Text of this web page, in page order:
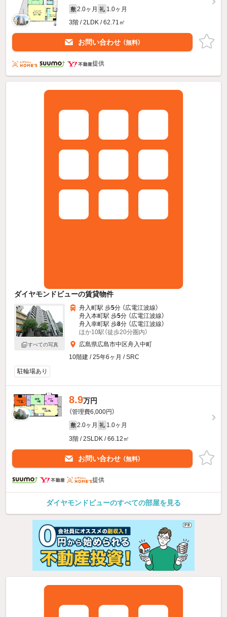
敷 2.0ヶ月 礼 1.0ヶ月
3階 / 2LDK / 62.71㎡
お問い合わせ （無料）
提供
ダイヤモンドビューの賃貸物件
すべての写真
舟入町駅 歩5分 （広電江波線）
舟入本町駅 歩5分 （広電江波線）
舟入幸町駅 歩8分 （広電江波線）
ほか10駅（徒歩20分圏内）
広島県広島市中区舟入中町
10階建 / 25年6ヶ月 / SRC
駐輪場あり
8.9万円
（管理費6,000円）
敷 2.0ヶ月 礼 1.0ヶ月
3階 / 2SLDK / 66.12㎡
お問い合わせ （無料）
提供
ダイヤモンドビューのすべての部屋を見る